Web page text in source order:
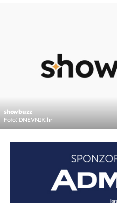
showbuzz
Foto: DNEVNIK.hr